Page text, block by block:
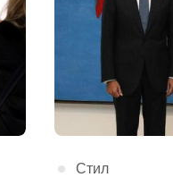
КАтегорија
Стил